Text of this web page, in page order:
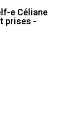
e Céliane
prises -